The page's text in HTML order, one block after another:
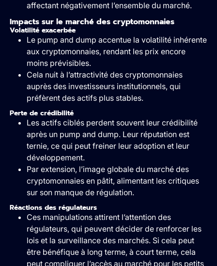
affectant négativement l’ensemble du marché.
Impacts sur le marché des cryptomonnaies
Volatilité exacerbée
Le pump and dump accentue la volatilité inhérente
aux cryptomonnaies, rendant les prix encore
moins prévisibles.
Cela nuit à l’attractivité des cryptomonnaies
auprès des investisseurs institutionnels, qui
préfèrent des actifs plus stables.
Perte de crédibilité
Les actifs ciblés perdent souvent leur crédibilité
après un pump and dump. Leur réputation est
ternie, ce qui peut freiner leur adoption et leur
développement.
Par extension, l’image globale du marché des
cryptomonnaies en pâtit, alimentant les critiques
sur son manque de régulation.
Réactions des régulateurs
Ces manipulations attirent l’attention des
régulateurs, qui peuvent décider de renforcer les
lois et la surveillance des marchés. Si cela peut
être bénéfique à long terme, à court terme, cela
peut compliquer l’accès au marché pour les petits